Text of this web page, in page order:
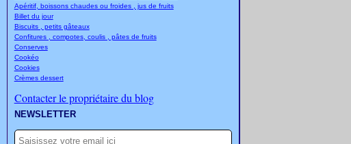
Apéritif, boissons chaudes ou froides , jus de fruits
Billet du jour
Biscuits , petits gâteaux
Confitures , compotes, coulis , pâtes de fruits
Conserves
Cookéo
Cookies
Crèmes dessert
Contacter le propriétaire du blog
NEWSLETTER